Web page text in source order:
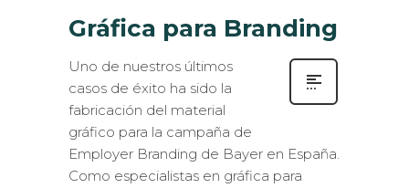
Gráfica para Branding
Uno de nuestros últimos
casos de éxito ha sido la
fabricación del material
gráfico para la campaña de
Employer Branding de Bayer en España.
Como especialistas en gráfica para